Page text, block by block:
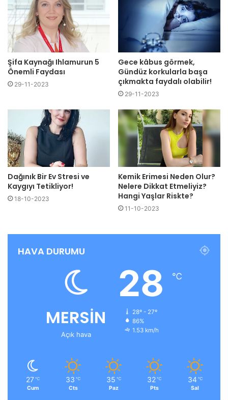
Şifa Kaynağı Ihlamurun 5
Önemli Faydası
29-11-2023
Gece kâbus görmek,
Gündüz korkularla başa
çıkmakta faydalı olabilir!
29-11-2023
Dağınık Bir Ev Stresi ve
Kaygıyı Tetikliyor!
18-10-2023
Kemik Erimesi Neden Olur?
Nelere Dikkat Etmeliyiz?
Hangi Yaşlar Riskte?
11-10-2023
HAVA DURUMU
MERSİN
Açık hava
28 ℃
28º - 27º
86%
1.53 km/h
27 ℃
Cum
33 ℃
Cts
35 ℃
Paz
32 ℃
Pts
34 ℃
Sal